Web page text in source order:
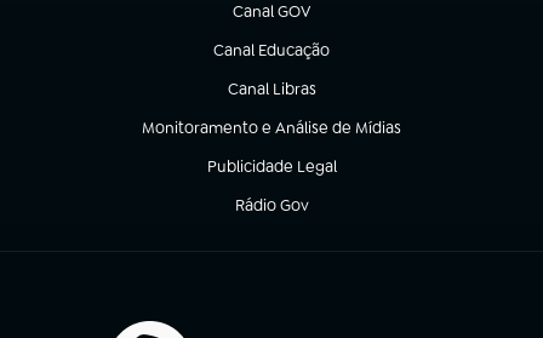
Canal GOV
(abre em nova aba)
Canal Educação
(abre em nova aba)
Canal Libras
(abre em nova aba)
Monitoramento e Análise de Mídias
(abre em nova aba)
Publicidade Legal
(abre em nova aba)
Rádio Gov
(abre em nova aba)